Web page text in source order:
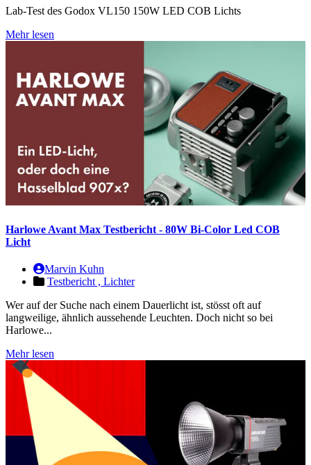
Lab-Test des Godox VL150 150W LED COB Lichts
Mehr lesen
Harlowe Avant Max Testbericht - 80W Bi-Color Led COB
Licht
Marvin Kuhn
Testbericht , Lichter
Wer auf der Suche nach einem Dauerlicht ist, stösst oft auf
langweilige, ähnlich aussehende Leuchten. Doch nicht so bei
Harlowe...
Mehr lesen